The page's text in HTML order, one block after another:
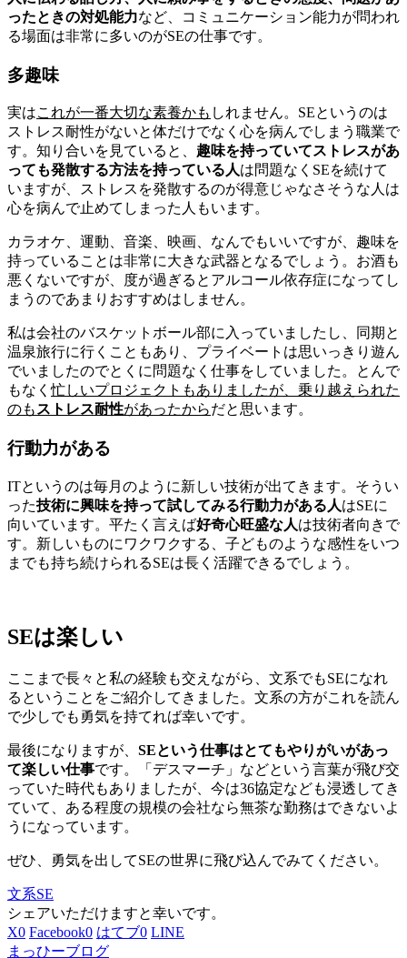
ったときの対処能力など、コミュニケーション能力が問われ
る場面は非常に多いのがSEの仕事です。
多趣味
実はこれが一番大切な素養かも しれません。SEというのは
ストレス耐性がないと体だけでなく心を病んでしまう職業で
す。知り合いを見ていると、 趣味を持っていてストレスがあ
っても発散する方法を持っている人は問題なくSEを続けて
いますが、ストレスを発散するのが得意じゃなさそうな人は
心を病んで止めてしまった人もいます。
カラオケ、運動、音楽、映画、なんでもいいですが、趣味を
持っていることは非常に大きな武器となるでしょう。お酒も
悪くないですが、度が過ぎるとアルコール依存症になってし
まうのであまりおすすめはしません。
私は会社のバスケットボール部に入っていましたし、同期と
温泉旅行に行くこともあり、プライベートは思いっきり遊ん
でいましたのでとくに問題なく仕事をしていました。とんで
もなく忙しいプロジェクトもありましたが、乗り越えられた
のも ストレス耐性があったからだと思います。
行動力がある
ITというのは毎月のように新しい技術が出てきます。そうい
った技術に興味を持って試してみる行動力がある人はSEに
向いています。平たく言えば好奇心旺盛な人は技術者向きで
す。新しいものにワクワクする、子どものような感性をいつ
までも持ち続けられるSEは長く活躍できるでしょう。
SEは楽しい
ここまで長々と私の経験も交えながら、文系でもSEになれ
るということをご紹介してきました。文系の方がこれを読ん
で少しでも勇気を持てれば幸いです。
最後になりますが、 SEという仕事はとてもやりがいがあっ
て楽しい仕事です。「デスマーチ」などという言葉が飛び交
っていた時代もありましたが、今は36協定なども浸透してき
ていて、ある程度の規模の会社なら無茶な勤務はできないよ
うになっています。
ぜひ、勇気を出してSEの世界に飛び込んでみてください。
文系SE
シェアいただけますと幸いです。
X0 Facebook0 はてブ0 LINE
まっひーブログ